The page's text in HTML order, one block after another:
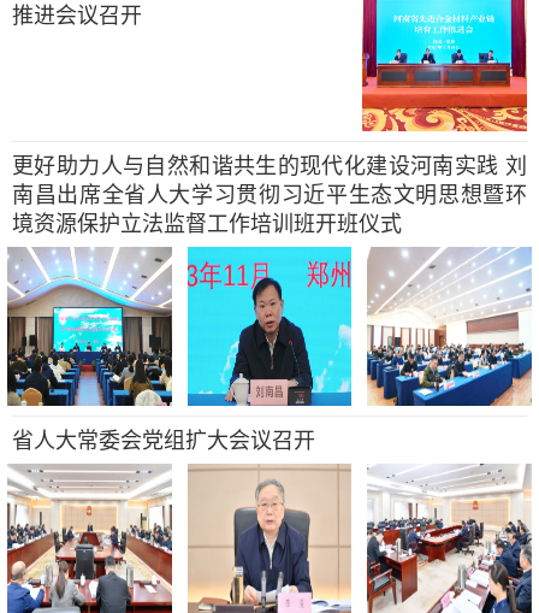
推进会议召开
更好助力人与自然和谐共生的现代化建设河南实践 刘
南昌出席全省人大学习贯彻习近平生态文明思想暨环
境资源保护立法监督工作培训班开班仪式
省人大常委会党组扩大会议召开